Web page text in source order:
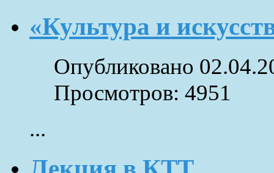
«Культура и
Опубликовано
Просмотров: 4951
...